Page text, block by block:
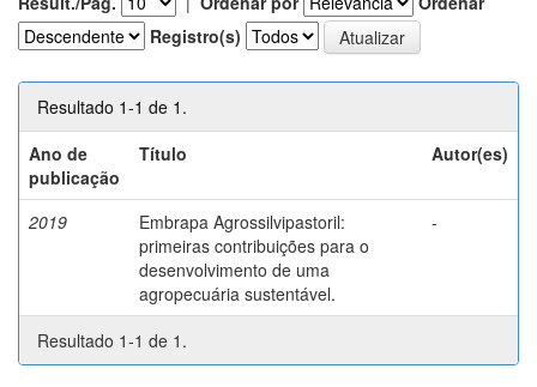
Registro(s)
Resultado 1-1 de 1.
Ano de
publicação
Título Autor(es)
2019
Embrapa Agrossilvipastoril:
primeiras contribuições para o
desenvolvimento de uma
agropecuária sustentável.
-
Resultado 1-1 de 1.